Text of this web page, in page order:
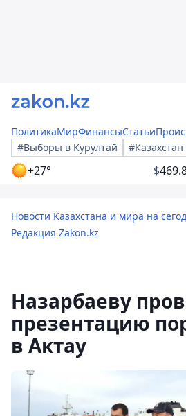
ПолитикаМирФинансыСтатьи
#Выборы в Курултай
+27° $
Новости Казахстана и мира на
Редакция Zakon.kz
Назарбаеву
презентацию
в Актау